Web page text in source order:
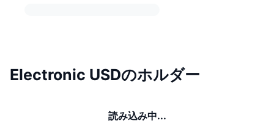
Electronic USDのホルダー
読み込み中...